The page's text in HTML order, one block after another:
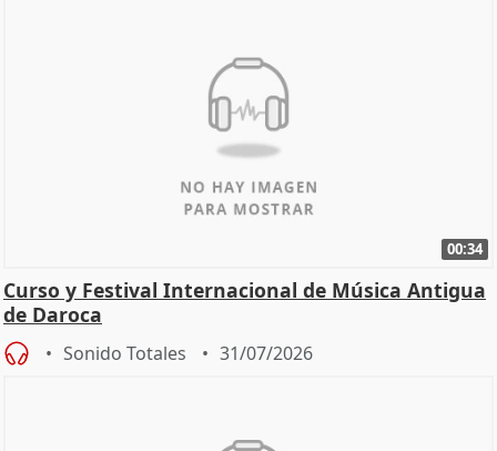
00:34
Curso y Festival Internacional de Música Antigua
de Daroca
Sonido Totales 31/07/2026